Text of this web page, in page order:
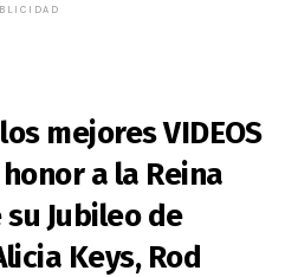
mejores VIDEOS
a la Reina
Jubileo de
Keys, Rod